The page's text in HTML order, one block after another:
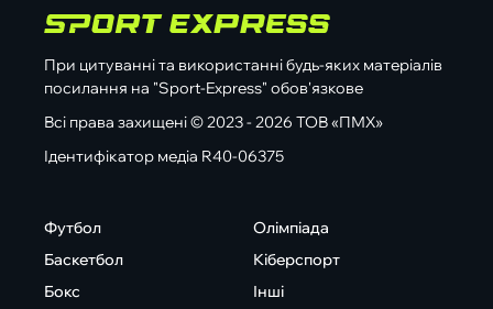
При цитуванні та використанні будь-яких матеріалів
посилання на "Sport-Express" обов'язкове
Всі права захищені © 2023 - 2026 ТОВ «ПМХ»
Ідентифікатор медіа R40-06375
Футбол
Баскетбол
Бокс
Олімпіада
Кіберспорт
Інші